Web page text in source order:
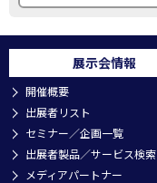
展示会情報
開催概要
出展者リスト
セミナー／企画一覧
出展者製品／サービス検索
メディアパートナー